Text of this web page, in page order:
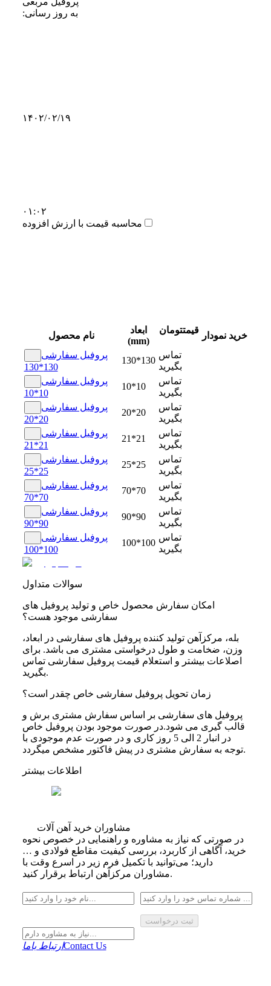
به روز رسانی:
۱۴۰۲/۰۲/۱۹
۰۱:۰۲
محاسبه قیمت با ارزش افزوده
نام محصول
ابعاد
(mm)
قیمتتومان
نمودار خرید
پروفیل سفارشی
130*130
130*130
تماس
بگیرید
پروفیل سفارشی
10*10
10*10
تماس
بگیرید
پروفیل سفارشی
20*20
20*20
تماس
بگیرید
پروفیل سفارشی
21*21
21*21
تماس
بگیرید
پروفیل سفارشی
25*25
25*25
تماس
بگیرید
پروفیل سفارشی
70*70
70*70
تماس
بگیرید
پروفیل سفارشی
90*90
90*90
تماس
بگیرید
پروفیل سفارشی
100*100
100*100
تماس
بگیرید
سوالات متداول
امکان سفارش محصول خاص و تولید پروفیل های
سفارشی موجود هست؟
بله، مرکزآهن تولید کننده پروفیل های سفارشی در ابعاد،
وزن، ضخامت و طول درخواستی مشتری می باشد. برای
اصلاعات بیشتر و استعلام قیمت پروفیل سفارشی تماس
بگیرید.
زمان تحویل پروفیل سفارشی خاص چقدر است؟
پروفیل های سفارشی بر اساس سفارش مشتری برش و
قالب گیری می شود.در صورت موجود بودن پروفیل خاص
در انبار 2 الی 5 روز کاری و در صورت عدم موجودی با
توجه به سفارش مشتری در پیش فاکتور مشخص میگردد.
اطلاعات بیشتر
مشاوران خرید آهن آلات
در صورتی که نیاز به مشاوره و راهنمایی در خصوص نحوه
خرید، آگاهی از کاربرد، بررسی کیفیت مقاطع فولادی و …
دارید؛ می‌توانید با تکمیل فرم زیر در اسرع وقت با
مشاوران مرکزآهن ارتباط برقرار کنید.
ثبت درخواست
ارتباط باماContact Us